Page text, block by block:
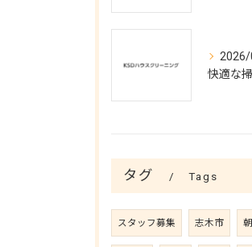
タグ Tags
スタッフ募集 志木市